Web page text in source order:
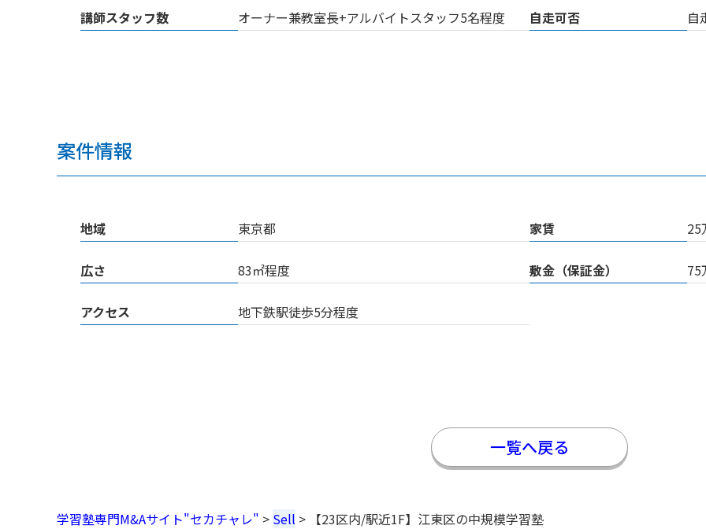
講師スタッフ数 オーナー兼教室長+アルバイトスタッフ5名程度 自走可否 自
案件情報
地域 東京都 家賃 25
広さ 83㎡程度 敷金（保証金） 75
アクセス 地下鉄駅徒歩5分程度
一覧へ戻る
学習塾専門M&Aサイト"セカチャレ" > Sell > 【23区内/駅近1F】江東区の中規模学習塾